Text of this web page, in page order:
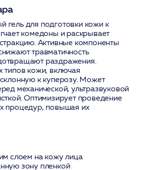
гель для подготовки кожи к
комедоны и раскрывает
Активные компоненты
травматичность
раздражения.
типов кожи, включая
к куперозу. Может
механической, ультразвуковой
Оптимизирует проведение
процедур, повышая их
слоем на кожу лица
зону пленкой